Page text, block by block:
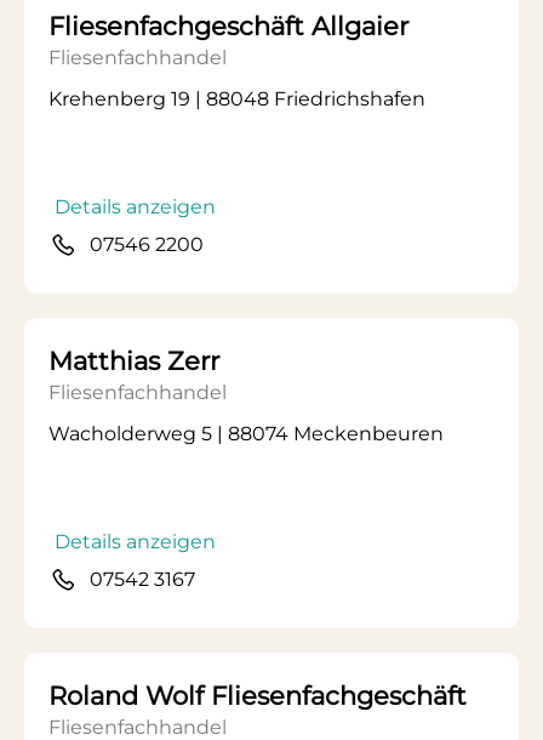
Fliesenfachgeschäft Allgaier
Fliesenfachhandel
Krehenberg 19 | 88048 Friedrichshafen
Details anzeigen
07546 2200
Matthias Zerr
Fliesenfachhandel
Wacholderweg 5 | 88074 Meckenbeuren
Details anzeigen
07542 3167
Roland Wolf Fliesenfachgeschäft
Fliesenfachhandel